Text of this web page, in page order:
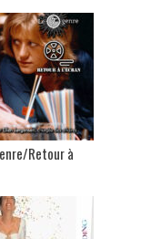
Retour à